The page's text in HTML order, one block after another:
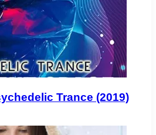
Trance (2019)